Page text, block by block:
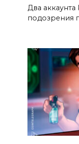
Два
подозрения